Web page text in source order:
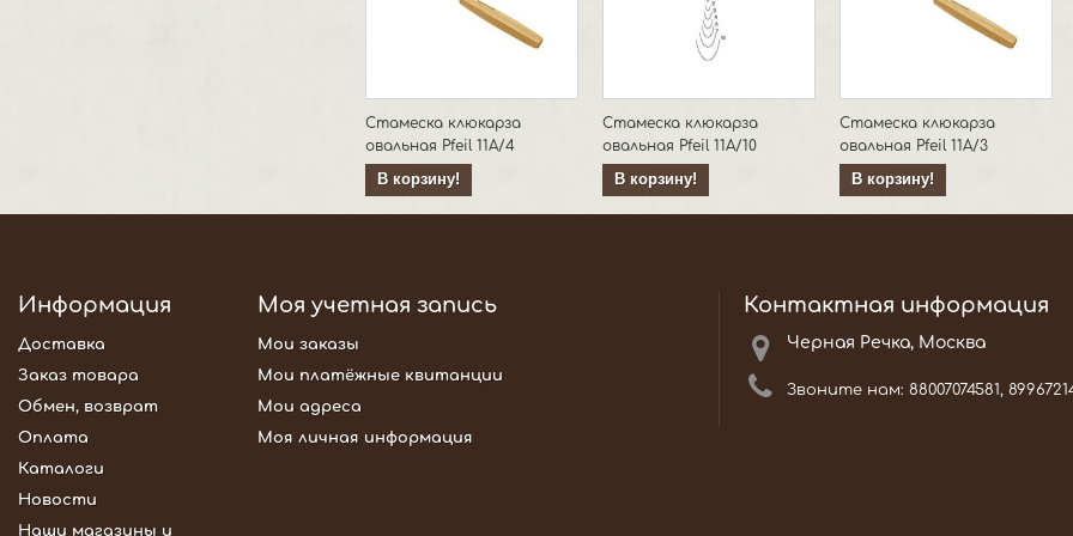
Стамеска клюкарза
овальная Pfeil 11А/4
В корзину!
Стамеска клюкарза
овальная Pfeil 11А/10
В корзину!
Стамеска клюкарза
овальная Pfeil 11А/3
В корзину!
Информация
Доставка
Заказ товара
Обмен, возврат
Оплата
Каталоги
Новости
Наши магазины и
Моя учетная запись
Мои заказы
Мои платёжные квитанции
Мои адреса
Моя личная информация
Контактная информация
Черная Речка, Москва
Звоните нам: 88007074581,